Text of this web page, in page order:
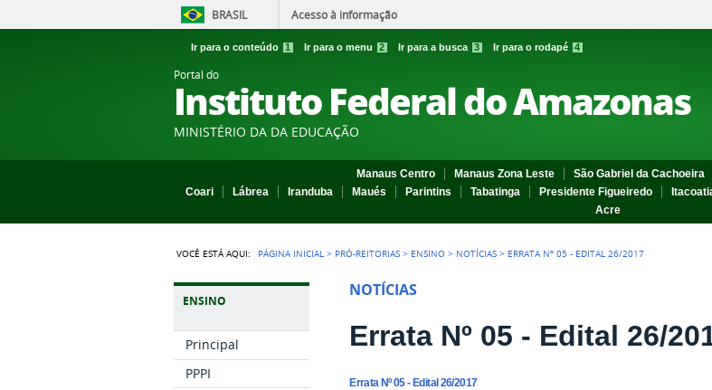
BRASIL Acesso à informação
Ir para o conteúdo 1 Ir para o menu 2 Ir para a busca 3 Ir para o rodapé 4
Portal do
Instituto Federal do Amazonas
MINISTÉRIO DA DA EDUCAÇÃO
Manaus Centro Manaus Zona Leste São Gabriel da Cachoeira
Coari
Lábrea Iranduba Maués Parintins Tabatinga Presidente Figueiredo
Acre
VOCÊ ESTÁ AQUI: PÁGINA INICIAL > PRÓ-REITORIAS > ENSINO > NOTÍCIAS > ERRATA Nº 05 - EDITAL 26/2017
ENSINO
Principal
PPPI
NOTÍCIAS
Errata Nº 05 - Edital 26/
Errata Nº 05 - Edital 26/2017